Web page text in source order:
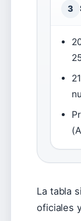
3
La tabla
oficiales